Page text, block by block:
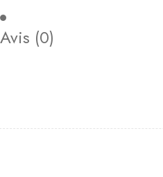
Avis (0)